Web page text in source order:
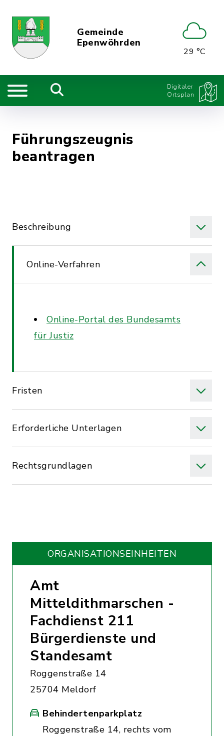
Gemeinde
Epenwöhrden
29 °C
Digitaler
Ortsplan
Führungszeugnis
beantragen
Beschreibung
Online-Verfahren
Online-Portal des Bundesamts
für Justiz
Fristen
Erforderliche Unterlagen
Rechtsgrundlagen
ORGANISATIONS­EINHEITEN
Amt
Mitteldithmarschen -
Fachdienst 211
Bürgerdienste und
Standesamt
Roggenstraße 14
25704 Meldorf
Behindertenparkplatz
Roggenstraße 14, rechts vom